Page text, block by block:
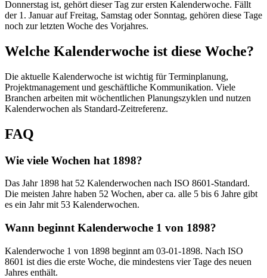
Donnerstag ist, gehört dieser Tag zur ersten Kalenderwoche. Fällt
der 1. Januar auf Freitag, Samstag oder Sonntag, gehören diese Tage
noch zur letzten Woche des Vorjahres.
Welche Kalenderwoche ist diese Woche?
Die aktuelle Kalenderwoche ist wichtig für Terminplanung,
Projektmanagement und geschäftliche Kommunikation. Viele
Branchen arbeiten mit wöchentlichen Planungszyklen und nutzen
Kalenderwochen als Standard-Zeitreferenz.
FAQ
Wie viele Wochen hat 1898?
Das Jahr 1898 hat 52 Kalenderwochen nach ISO 8601-Standard.
Die meisten Jahre haben 52 Wochen, aber ca. alle 5 bis 6 Jahre gibt
es ein Jahr mit 53 Kalenderwochen.
Wann beginnt Kalenderwoche 1 von 1898?
Kalenderwoche 1 von 1898 beginnt am 03-01-1898. Nach ISO
8601 ist dies die erste Woche, die mindestens vier Tage des neuen
Jahres enthält.